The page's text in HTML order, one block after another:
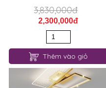
3,830,000đ
2,300,000đ
Thêm vào giỏ